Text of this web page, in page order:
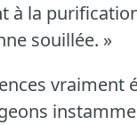
à la
souillée. »
vraiment